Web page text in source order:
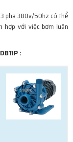
3 pha 380v/50hz có thể
với việc bơm luân
: